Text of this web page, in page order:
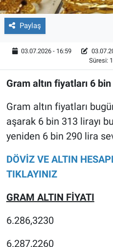
Paylaş
03.07.2026 - 16:59
Süresi:
Gram altın fiyatları 6 bin
Gram altın fiyatları
aşarak 6 bin 313 lirayı
yeniden 6 bin 290 lira
DÖVİZ VE ALTIN
TIKLAYINIZ
GRAM ALTIN FİYATI
6.286,3230
6.287,2260